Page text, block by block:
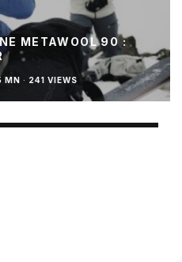
METAWOOL 90 :
MN · 241 VIEWS